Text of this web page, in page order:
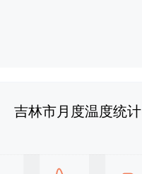
吉林市月度温度统计